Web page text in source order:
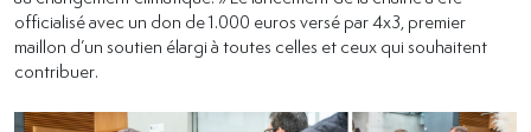
officialisé avec un don de 1.000 euros versé par 4x3, premier
maillon d’un soutien élargi à toutes celles et ceux qui souhaitent
contribuer.